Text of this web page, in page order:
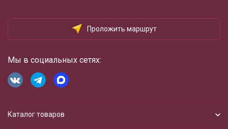
Проложить маршрут
Мы в социальных сетях:
Каталог товаров